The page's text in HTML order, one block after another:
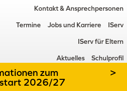
Kontakt & Ansprechpersonen
Termine Jobs und Karriere IServ
IServ für Eltern
Aktuelles Schulprofil
zum
2026/27
>